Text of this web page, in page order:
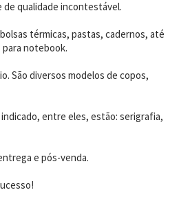
qualidade incontestável.
térmicas, pastas, cadernos, até
para notebook.
São diversos modelos de copos,
entre eles, estão: serigrafia,
e pós-venda.